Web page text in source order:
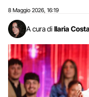
8 Maggio 2026 16:19
A cura di Ilaria